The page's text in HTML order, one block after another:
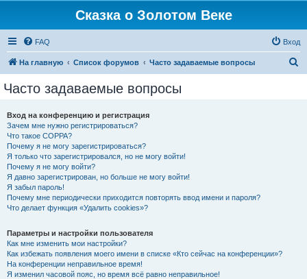
Сказка о Золотом Веке
FAQ Вход
На главную Список форумов Часто задаваемые вопросы
Часто задаваемые вопросы
Вход на конференцию и регистрация
Зачем мне нужно регистрироваться?
Что такое COPPA?
Почему я не могу зарегистрироваться?
Я только что зарегистрировался, но не могу войти!
Почему я не могу войти?
Я давно зарегистрирован, но больше не могу войти!
Я забыл пароль!
Почему мне периодически приходится повторять ввод имени и пароля?
Что делает функция «Удалить cookies»?
Параметры и настройки пользователя
Как мне изменить мои настройки?
Как избежать появления моего имени в списке «Кто сейчас на конференции»?
На конференции неправильное время!
Я изменил часовой пояс, но время всё равно неправильное!